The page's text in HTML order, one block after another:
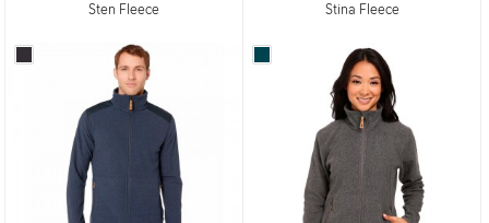
Sten Fleece Stina Fleece